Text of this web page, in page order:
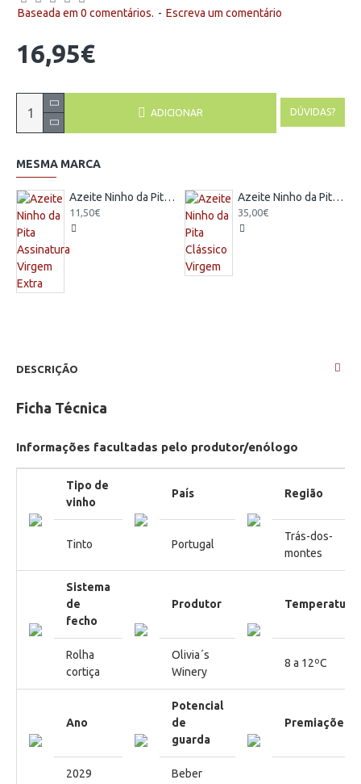
Baseada em 0 comentários. - Escreva um comentário
16,95€
ADICIONAR DÚVIDAS?
MESMA MARCA
Azeite Ninho da Pita Assinatura Virgem Extra
11,50€
Azeite Ninho da Pita Clássico Virgem
35,00€
DESCRIÇÃO
Ficha Técnica
Informações facultadas pelo produtor/enólogo
Tipo de
vinho
País Região
Tinto Portugal
Trás-dos-
montes
Sistema
de
fecho
Produtor Temperatura
Rolha
cortiça
Olivia´s
Winery
8 a 12ºC
Ano
Potencial
de
guarda
Premiações
2029 Beber